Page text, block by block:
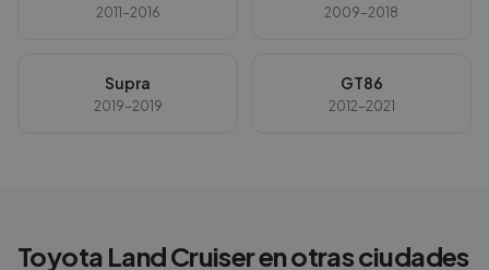
2011-2016 2009-2018
Supra
2019-2019
GT86
2012-2021
Toyota Land Cruiseren otras ciudades